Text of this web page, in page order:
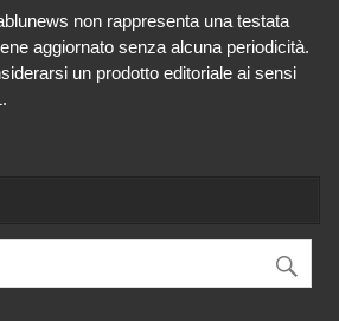
non rappresenta una testata
aggiornato senza alcuna periodicità.
un prodotto editoriale ai sensi